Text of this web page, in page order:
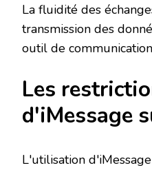
La fluidité des
transmission des
outil de
Les
d'iMessage
L'utilisation